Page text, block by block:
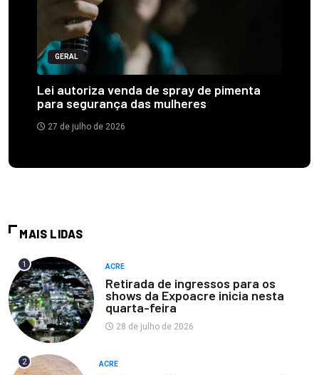
GERAL
Lei autoriza venda de spray de pimenta
para segurança das mulheres
27 de julho de 2026
MAIS LIDAS
1 ACRE
Retirada de ingressos para os
shows da Expoacre inicia nesta
quarta-feira
28 de julho de 2026
2 ACRE